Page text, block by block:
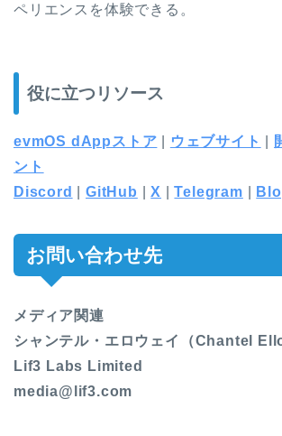
ペリエンスを体験できる。
役に立つリソース
evmOS dAppストア ウェブサイト
ント
Discord
|GitHub |X |Telegram
お問い合わせ先
メディア関連
シャンテル・エロウェイ（Chantel
Lif3 Labs Limited
media@lif3.com